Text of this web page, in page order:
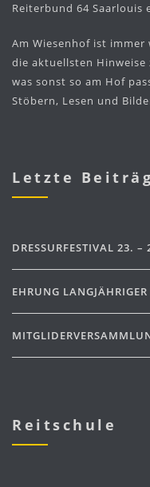
Reiterbund 64 Saarlouis
Am Wiesenhof ist immer
die aktuellsten
was sonst so am Hof
Stöbern, Lesen und
Letzte
DRESSURFESTIVAL 23.
EHRUNG
Reitschule